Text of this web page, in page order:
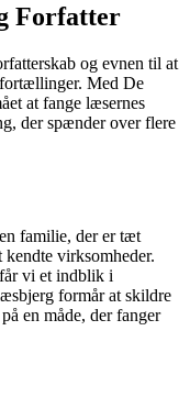
Forfatter
og evnen til at
Med De
at fange læsernes
der spænder over flere
familie, der er tæt
virksomheder.
vi et indblik i
formår at skildre
en måde, der fanger